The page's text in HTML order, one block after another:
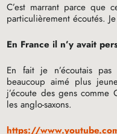
C’est marrant parce que
particulièrement écoutés.
En France il n’y avait
En fait je n’écoutais
beaucoup aimé plus
j’écoute des gens
les anglo-saxons.
https://